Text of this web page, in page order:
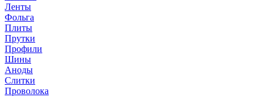
Ленты
Фольга
Плиты
Прутки
Профили
Шины
Аноды
Слитки
Проволока